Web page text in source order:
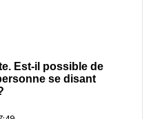
Est-il possible de
se disant